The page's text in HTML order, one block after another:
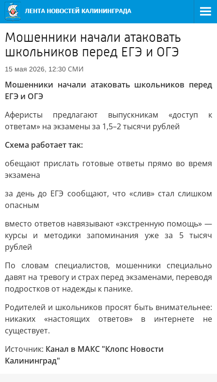
Мошенники начали атаковать
школьников перед ЕГЭ и ОГЭ
15 мая 2026, 12:30 СМИ
Мошенники начали атаковать школьников перед
ЕГЭ и ОГЭ
Аферисты предлагают выпускникам «доступ к
ответам» на экзамены за 1,5–2 тысячи рублей
Схема работает так:
обещают прислать готовые ответы прямо во время
экзамена
за день до ЕГЭ сообщают, что «слив» стал слишком
опасным
вместо ответов навязывают «экстренную помощь» —
курсы и методики запоминания уже за 5 тысяч
рублей
По словам специалистов, мошенники специально
давят на тревогу и страх перед экзаменами, переводя
подростков от надежды к панике.
Родителей и школьников просят быть внимательнее:
никаких «настоящих ответов» в интернете не
существует.
Источник: Канал в МАКС "Клопс Новости
Калининград"